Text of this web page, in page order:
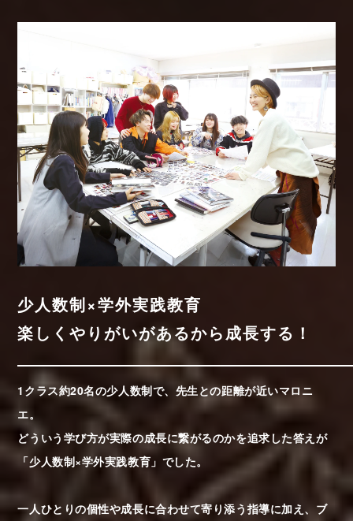
少人数制×学外実践教育
楽しくやりがいがあるから成長する！
1クラス約20名の少人数制で、先生との距離が近いマロニ
エ。
どういう学び方が実際の成長に繋がるのかを追求した答えが
「少人数制×学外実践教育」でした。
一人ひとりの個性や成長に合わせて寄り添う指導に加え、ブ